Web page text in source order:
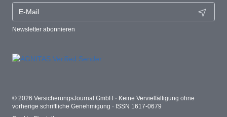
Newsletter abonnieren
© 2026 VersicherungsJournal GmbH · Keine Vervielfältigung ohne
vorherige schriftliche Genehmigung · ISSN 1617-0679